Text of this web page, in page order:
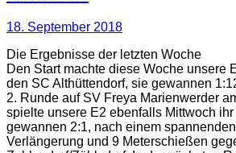
18. September 2018
Die Ergebnisse der letzten Woche
Den Start machte diese Woche unsere
den SC Althüttendorf, sie gewannen
2. Runde auf SV Freya Marienwerder
spielte unsere E2 ebenfalls Mittwoch
gewannen 2:1, nach einem
Verlängerung und 9 Meterschießen